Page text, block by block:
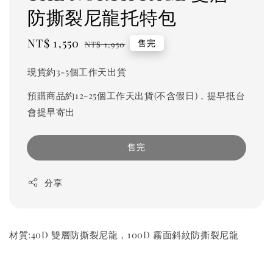
防撕裂尼龍托特包
Sale
NT$ 1,550 Regular
NT$ 1,950 售完
現貨約3-5個工作天出貨
預購商品約12-25個工作天出貨(不含假日)，提早抵台
會提早寄出
售完
分享
材質:40D 雙層防撕裂尼龍，100D 霧面斜紋防撕裂尼龍